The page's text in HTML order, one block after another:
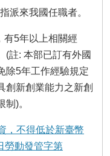
派來我國任職者。
有5年以上相關經
(註: 本部已訂有外國
除5年工作經驗規定
創新創業能力之新創
)。
，不得低於新臺幣
勞動發管字第